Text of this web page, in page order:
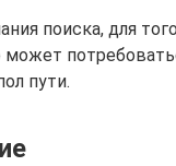
поиска, для
может
пути.